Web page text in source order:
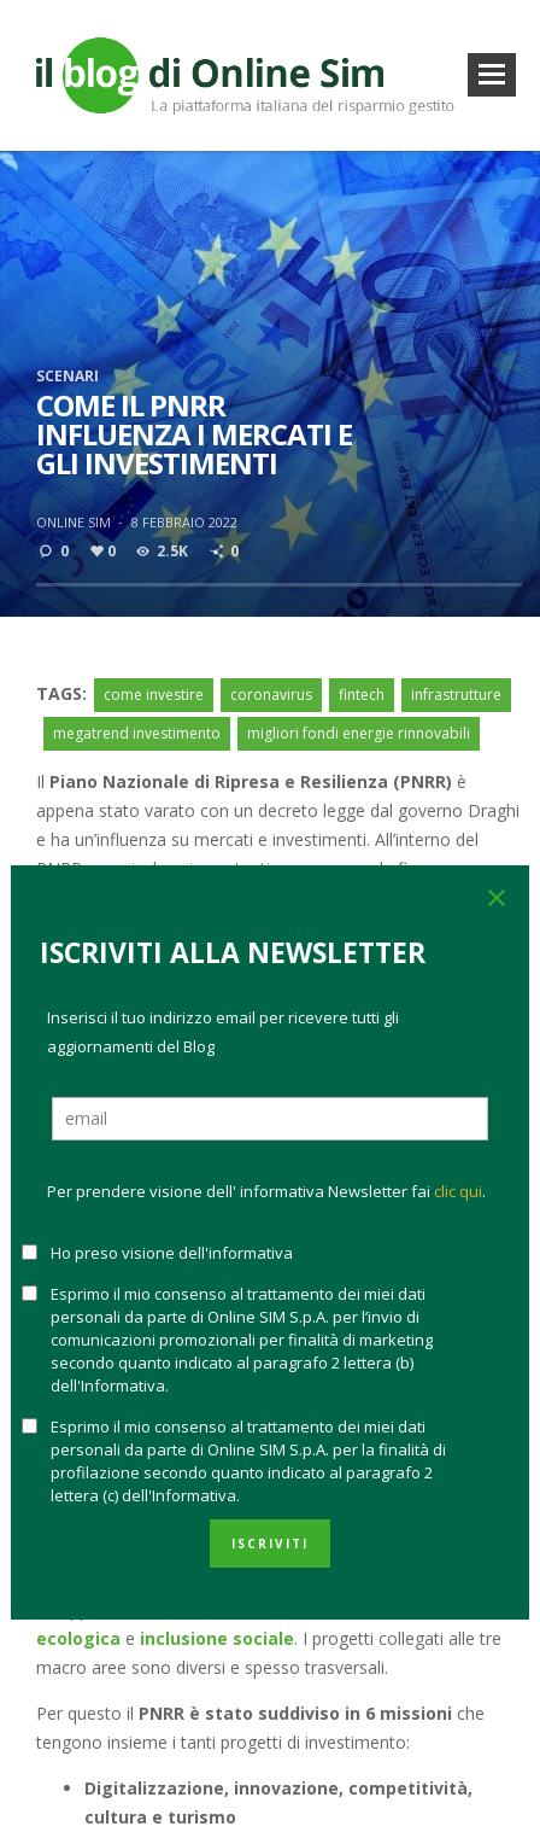
SCENARI
COME IL PNRR
INFLUENZA I MERCATI E
GLI INVESTIMENTI
ONLINE SIM · 8 FEBBRAIO 2022
0 0 2.5K 0
TAGS: come investire coronavirus fintech
infrastrutture
megatrend investimento
migliori fondi energie rinnovabili
Il Piano Nazionale di Ripresa e Resilienza (PNRR) è
appena stato varato con un decreto legge dal governo Draghi
e ha un’influenza su mercati e investimenti. All’interno del
PNRR sono incluse importanti manovre per la finanza
Cos’è il PNRR
COS’È IL PNRR
Il Piano Nazionale di Ripresa e Resilienza (PNRR) è il
documento che il governo Draghi ha predisposto per
in fondi che arriveranno nell’ambito delprogramma Next
per stimolare la ripresa economica post
Nel pacchetto del Next Generation EU sono stati stanziati
oltre 2.000 miliardi di euro per finanziare progetti che
trasformino l’Europa in un continente più ecologico,
digitale e resiliente.
2021, nel primo semestre 2022 il governo Draghi si è dato
obiettivi da realizzare grazie ai 24,1 miliardi di
finanziamentiin arrivo dall’UE. In totale l’Italia beneficerà di
235,12 miliardi di euro per finanziare l’intero PNRR.
Il PNRR è stato costruito seguendo le indicazioni della
ecologica e inclusione sociale. I progetti collegati alle tre
macro aree sono diversi e spesso trasversali.
Per questo il PNRR è stato suddiviso in 6 missioni che
tengono insieme i tanti progetti di investimento:
Digitalizzazione, innovazione, competitività,
cultura e turismo
close
ISCRIVITI ALLA NEWSLETTER
Inserisci il tuo indirizzo email per ricevere tutti gli
aggiornamenti del Blog
Per prendere visione dell' informativa Newsletter fai clic qui.
Ho preso visione dell'informativa
Esprimo il mio consenso al trattamento dei miei dati
personali da parte di Online SIM S.p.A. per l’invio di
comunicazioni promozionali per finalità di marketing
secondo quanto indicato al paragrafo 2 lettera (b)
dell'Informativa.
Esprimo il mio consenso al trattamento dei miei dati
personali da parte di Online SIM S.p.A. per la finalità di
profilazione secondo quanto indicato al paragrafo 2
lettera (c) dell'Informativa.
ISCRIVITI